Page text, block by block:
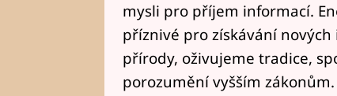
mysli pro příjem informací.
příznivé pro získávání
přírody, oživujeme tradice,
porozumění vyšším zákonům.